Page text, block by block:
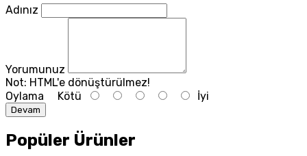
Adınız
Yorumunuz
Not: HTML'e dönüştürülmez!
Oylama Kötü İyi
Devam
Popüler Ürünler